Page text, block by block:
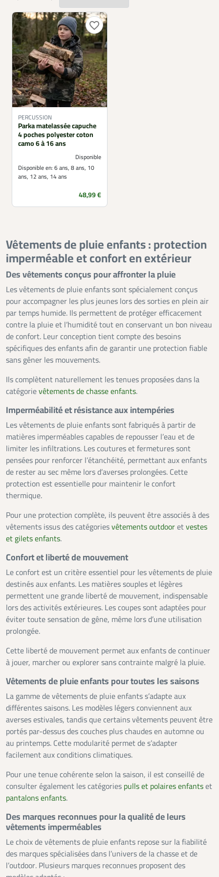
vêtements de pluie enfants s’intègrent ainsi
parfaitement dans une tenue outdoor complète, assurant
confort, protection et praticité lors des activités en milieu
naturel.
favorite_border
PERCUSSION
Parka matelassée capuche
4 poches polyester coton
camo 6 à 16 ans
Disponible
Disponible en: 6 ans, 8 ans, 10
ans, 12 ans, 14 ans
Prix
48,99 €
Vêtements de pluie enfants : protection
imperméable et confort en extérieur
Des vêtements conçus pour affronter la pluie
Les vêtements de pluie enfants sont spécialement conçus
pour accompagner les plus jeunes lors des sorties en plein air
par temps humide. Ils permettent de protéger efficacement
contre la pluie et l’humidité tout en conservant un bon niveau
de confort. Leur conception tient compte des besoins
spécifiques des enfants afin de garantir une protection fiable
sans gêner les mouvements.
Ils complètent naturellement les tenues proposées dans la
catégorievêtements de chasse enfants.
Imperméabilité et résistance aux intempéries
Les vêtements de pluie enfants sont fabriqués à partir de
matières imperméables capables de repousser l’eau et de
limiter les infiltrations. Les coutures et fermetures sont
pensées pour renforcer l’étanchéité, permettant aux enfants
de rester au sec même lors d’averses prolongées. Cette
protection est essentielle pour maintenir le confort
thermique.
Pour une protection complète, ils peuvent être associés à des
vêtements issus des catégoriesvêtements outdooretvestes
et gilets enfants.
Confort et liberté de mouvement
Le confort est un critère essentiel pour les vêtements de pluie
destinés aux enfants. Les matières souples et légères
permettent une grande liberté de mouvement, indispensable
lors des activités extérieures. Les coupes sont adaptées pour
éviter toute sensation de gêne, même lors d’une utilisation
prolongée.
Cette liberté de mouvement permet aux enfants de continuer
à jouer, marcher ou explorer sans contrainte malgré la pluie.
Vêtements de pluie enfants pour toutes les saisons
La gamme de vêtements de pluie enfants s’adapte aux
différentes saisons. Les modèles légers conviennent aux
averses estivales, tandis que certains vêtements peuvent être
portés par-dessus des couches plus chaudes en automne ou
au printemps. Cette modularité permet de s’adapter
facilement aux conditions climatiques.
Pour une tenue cohérente selon la saison, il est conseillé de
consulter également les catégories pulls et polaires enfantset
pantalons enfants.
Des marques reconnues pour la qualité de leurs
vêtements imperméables
Le choix de vêtements de pluie enfants repose sur la fiabilité
des marques spécialisées dans l’univers de la chasse et de
l’outdoor. Plusieurs marques reconnues proposent des